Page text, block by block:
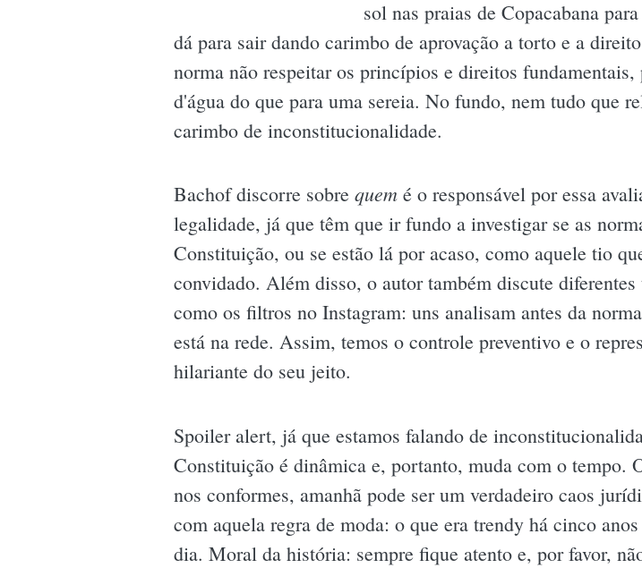
sol nas praias de Copacabana
dá para sair dando carimbo de aprovação a torto e a
norma não respeitar os princípios e direitos
d'água do que para uma sereia. No fundo, nem tudo que
carimbo de inconstitucionalidade.
Bachof discorre sobre quem é o responsável por essa
legalidade, já que têm que ir fundo a investigar se as
Constituição, ou se estão lá por acaso, como aquele tio
convidado. Além disso, o autor também discute
como os filtros no Instagram: uns analisam antes da
está na rede. Assim, temos o controle preventivo e o
hilariante do seu jeito.
Spoiler alert, já que estamos falando de
Constituição é dinâmica e, portanto, muda com o tempo.
nos conformes, amanhã pode ser um verdadeiro caos
com aquela regra de moda: o que era trendy há cinco
dia. Moral da história: sempre fique atento e, por favor,